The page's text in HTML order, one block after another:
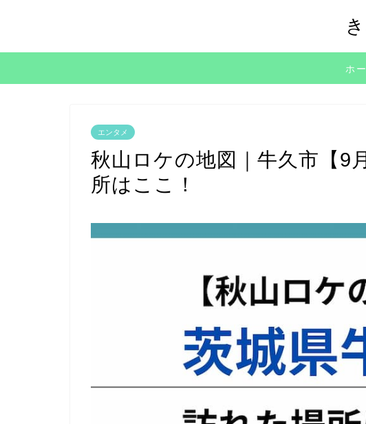
ホ
エンタメ
秋山ロケの地図｜牛久市【9
所はここ！